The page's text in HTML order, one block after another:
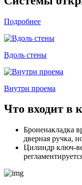
Подробнее
Вдоль стены
Внутри проема
Что входит в
Броненакладка
дверная ручка,
Цилиндр ключ-